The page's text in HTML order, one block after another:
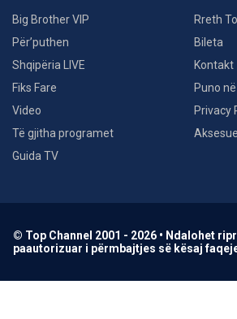
Big Brother VIP
Për’puthen
Shqipëria LIVE
Fiks Fare
Video
Të gjitha programet
Guida TV
Rreth
Bileta
Kontakt
Puno
Privacy
© Top Channel 2001 - 2026 • Ndalohet
paautorizuar i përmbajtjes së kësaj